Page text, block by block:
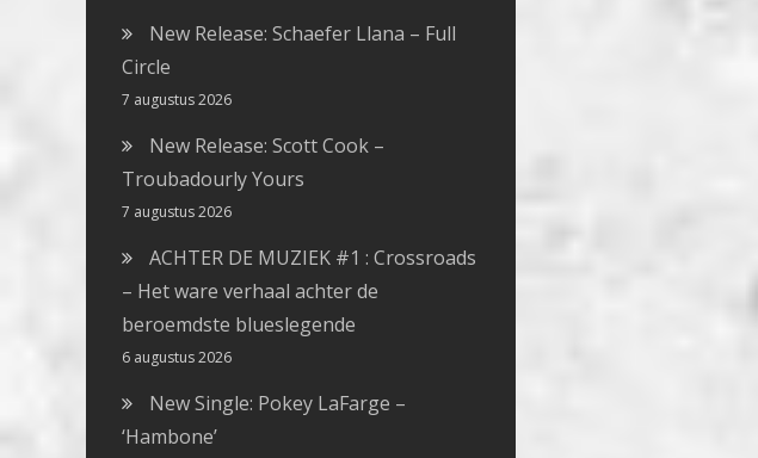
New Release: Schaefer Llana – Full
Circle
7 augustus 2026
New Release: Scott Cook –
Troubadourly Yours
7 augustus 2026
ACHTER DE MUZIEK #1 : Crossroads
– Het ware verhaal achter de
beroemdste blueslegende
6 augustus 2026
New Single: Pokey LaFarge –
‘Hambone’